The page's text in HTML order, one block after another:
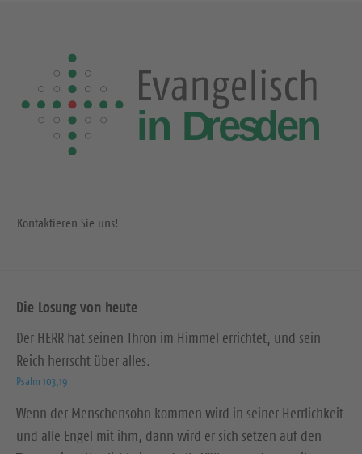
Kontaktieren Sie uns!
Die Losung von heute
Der HERR hat seinen Thron im Himmel errichtet, und sein
Reich herrscht über alles.
Psalm 103,19
Wenn der Menschensohn kommen wird in seiner Herrlichkeit
und alle Engel mit ihm, dann wird er sich setzen auf den